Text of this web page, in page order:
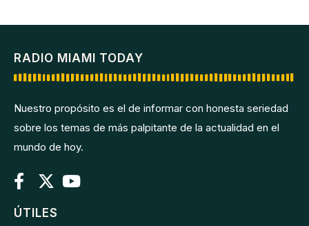
RADIO MIAMI TODAY
Nuestro propósito es el de informar con honesta seriedad
sobre los temas de más palpitante de la actualidad en el
mundo de hoy.
ÚTILES